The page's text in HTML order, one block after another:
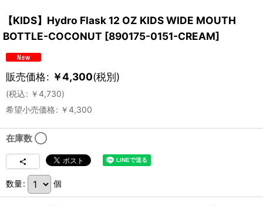
【KIDS】Hydro Flask 12 OZ KIDS WIDE MOUTH
BOTTLE-COCONUT [890175-0151-CREAM]
販売価格: ￥4,300(税別)
(税込: ￥4,730)
希望小売価格: ￥4,300
在庫数 ◯
数量: 個